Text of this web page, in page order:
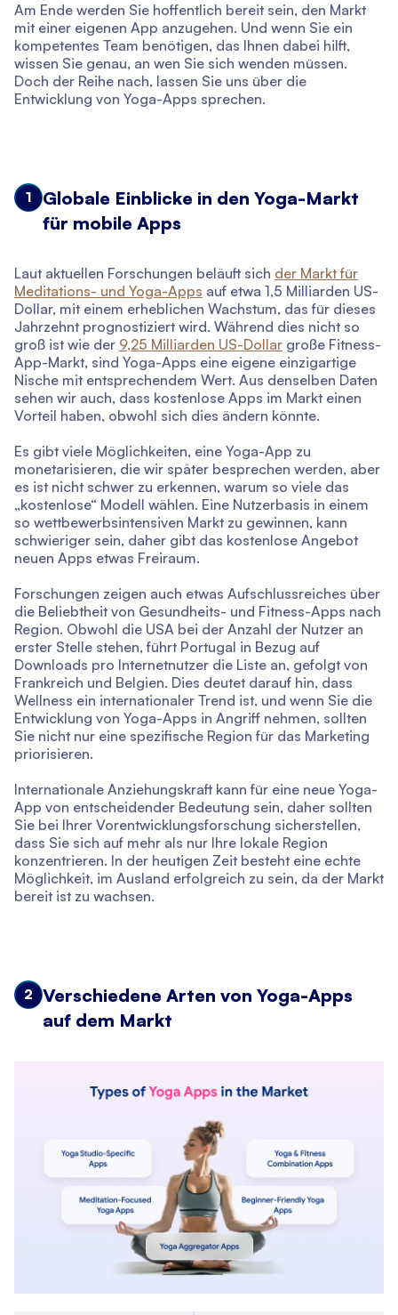
Am Ende werden Sie hoffentlich bereit sein, den Markt
mit einer eigenen App anzugehen. Und wenn Sie ein
kompetentes Team benötigen, das Ihnen dabei hilft,
wissen Sie genau, an wen Sie sich wenden müssen.
Doch der Reihe nach, lassen Sie uns über die
Entwicklung von Yoga-Apps sprechen.
1
Globale Einblicke in den Yoga-Markt
für mobile Apps
Laut aktuellen Forschungen beläuft sich der Markt für
Meditations- und Yoga-Apps auf etwa 1,5 Milliarden US-
Dollar, mit einem erheblichen Wachstum, das für dieses
Jahrzehnt prognostiziert wird. Während dies nicht so
groß ist wie der 9,25 Milliarden US-Dollar große Fitness-
App-Markt, sind Yoga-Apps eine eigene einzigartige
Nische mit entsprechendem Wert. Aus denselben Daten
sehen wir auch, dass kostenlose Apps im Markt einen
Vorteil haben, obwohl sich dies ändern könnte.
Es gibt viele Möglichkeiten, eine Yoga-App zu
monetarisieren, die wir später besprechen werden, aber
es ist nicht schwer zu erkennen, warum so viele das
„kostenlose“ Modell wählen. Eine Nutzerbasis in einem
so wettbewerbsintensiven Markt zu gewinnen, kann
schwieriger sein, daher gibt das kostenlose Angebot
neuen Apps etwas Freiraum.
Forschungen zeigen auch etwas Aufschlussreiches über
die Beliebtheit von Gesundheits- und Fitness-Apps nach
Region. Obwohl die USA bei der Anzahl der Nutzer an
erster Stelle stehen, führt Portugal in Bezug auf
Downloads pro Internetnutzer die Liste an, gefolgt von
Frankreich und Belgien. Dies deutet darauf hin, dass
Wellness ein internationaler Trend ist, und wenn Sie die
Entwicklung von Yoga-Apps in Angriff nehmen, sollten
Sie nicht nur eine spezifische Region für das Marketing
priorisieren.
Internationale Anziehungskraft kann für eine neue Yoga-
App von entscheidender Bedeutung sein, daher sollten
Sie bei Ihrer Vorentwicklungsforschung sicherstellen,
dass Sie sich auf mehr als nur Ihre lokale Region
konzentrieren. In der heutigen Zeit besteht eine echte
Möglichkeit, im Ausland erfolgreich zu sein, da der Markt
bereit ist zu wachsen.
2
Verschiedene Arten von Yoga-Apps
auf dem Markt